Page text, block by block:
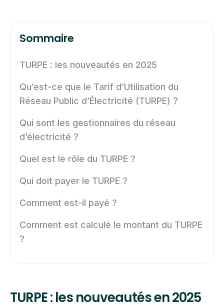
Sommaire
TURPE : les nouveautés en 2025
Qu’est-ce que le Tarif d’Utilisation du
Réseau Public d’Électricité (TURPE) ?
Qui sont les gestionnaires du réseau
d’électricité ?
Quel est le rôle du TURPE ?
Qui doit payer le TURPE ?
Comment est-il payé ?
Comment est calculé le montant du TURPE
?
TURPE : les nouveautés en 2025